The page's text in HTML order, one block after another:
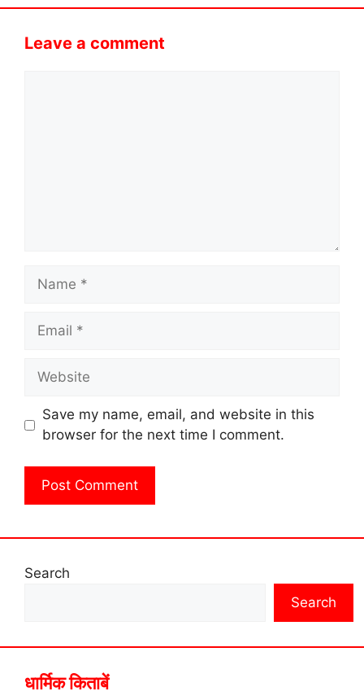
Leave a comment
Name
Email
Website
Save my name, email, and website in this
browser for the next time I comment.
Search
Search
धार्मिक किताबें